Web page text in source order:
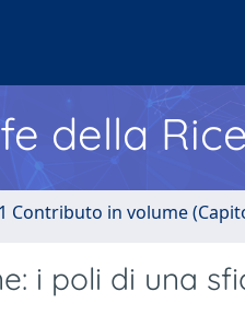
della
Contributo in volume
i poli di una